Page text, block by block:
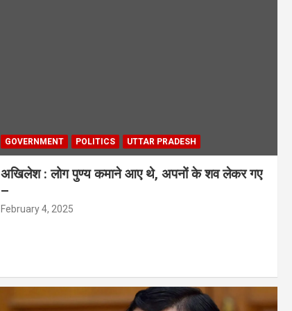
GOVERNMENT POLITICS UTTAR PRADESH
अखिलेश : लोग पुण्य कमाने आए थे, अपनों के शव लेकर गए
–
February 4, 2025